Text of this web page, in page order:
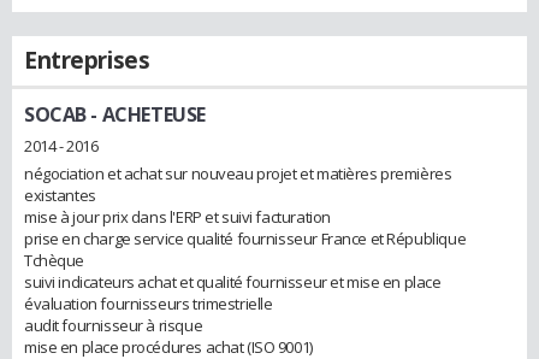
Entreprises
SOCAB- ACHETEUSE
2014 - 2016
négociation et achat sur nouveau projet et matières premières
existantes
mise à jour prix dans l'ERP et suivi facturation
prise en charge service qualité fournisseur France et République
Tchèque
suivi indicateurs achat et qualité fournisseur et mise en place
évaluation fournisseurs trimestrielle
audit fournisseur à risque
mise en place procédures achat (ISO 9001)